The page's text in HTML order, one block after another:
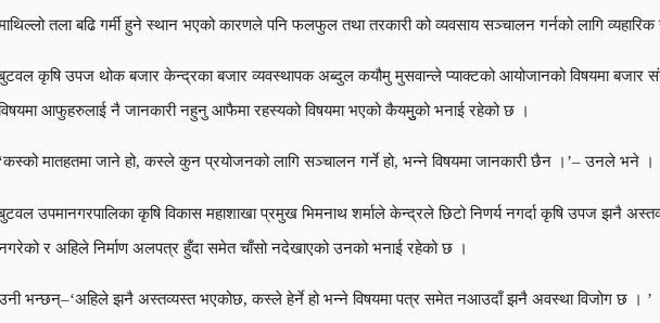
तला बढि गर्मी हुने स्थान भएको कारणले पनि फलफुल तथा तरकारी को व्यवसाय सञ्चालन गर्नको लागि
कृषि उपज थोक बजार केन्द्रका बजार व्यवस्थापक अब्दुल कयौमु मुसवान्ले प्याक्टको आयोजानको विषयमा
आफुहरुलाई नै जानकारी नहुनु आफैमा रहस्यको विषयमा भएको कैयमुुको भनाई रहेको छ ।
मातहतमा जाने हो, कस्ले कुन प्रयोजनको लागि सञ्चालन गर्ने हो, भन्ने विषयमा जानकारी छैन ।’– उनले भने ।
उपमानगरपालिका कृषि विकास महाशाखा प्रमुख भिमनाथ शर्माले केन्द्रले छिटो निणर्य नगर्दा कृषि उपज झनै
र अहिले निर्माण अलपत्र हुँदा समेत चाँसो नदेखाएको उनको भनाई रहेको छ ।
भन्छन्–‘अहिले झनै अस्तव्यस्त भएकोछ, कस्ले हेर्ने हो भन्ने विषयमा पत्र समेत नआउदाँ झनै अवस्था विजोग छ । ’